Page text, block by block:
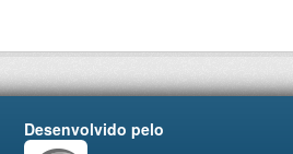
Desenvolvido pelo